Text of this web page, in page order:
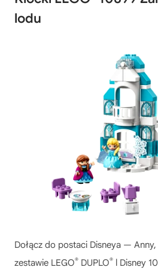
lodu
Dołącz do postaci Disneya —
zestawie LEGO® DUPLO® l Disney